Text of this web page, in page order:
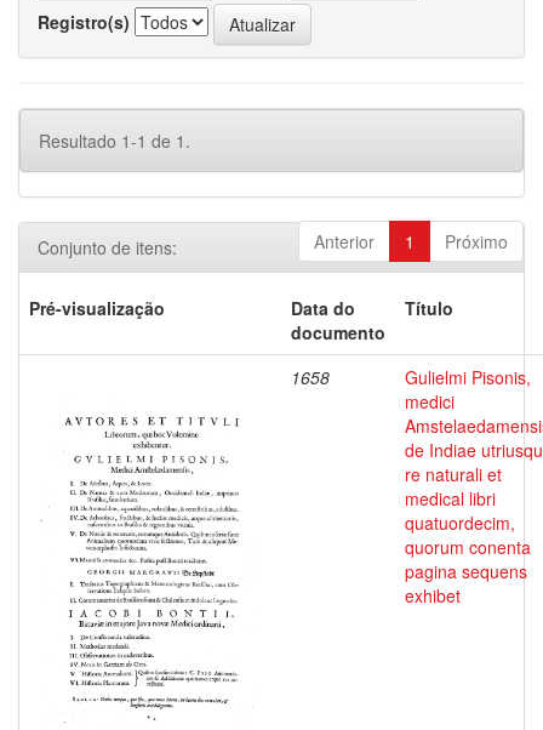
Registro(s)
Resultado 1-1 de 1.
Anterior 1 Próximo
Conjunto de itens:
Pré-visualização
Data do
documento
Título
1658
Gulielmi Pisonis,
medici
de Indiae
re naturali et
medical libri
quatuordecim,
quorum conenta
pagina sequens
exhibet